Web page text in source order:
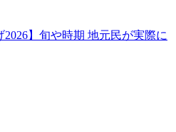
2026】旬や時期 地元民が実際に